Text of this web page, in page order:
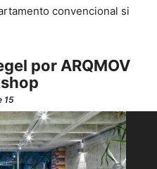
convencional si
por ARQMOV
15